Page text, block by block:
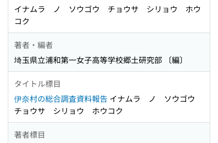
イナムラ ノ ソウゴウ チョウサ シリョウ ホウ
コク
著者・編者
埼玉県立浦和第一女子高等学校郷土研究部 〔編〕
タイトル標目
伊奈村の総合調査資料報告 イナムラ ノ ソウゴウ
チョウサ シリョウ ホウコク
著者標目